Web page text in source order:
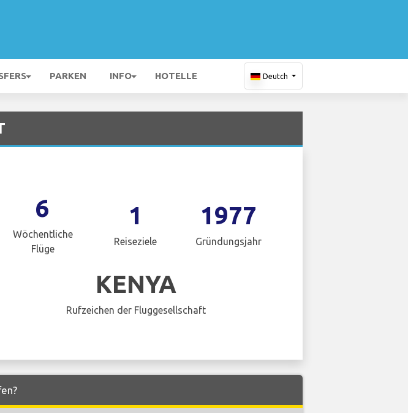
PARKEN INFO HOTELLE Deutch
6
Wöchentliche
Flüge
1
Reiseziele
1977
Gründungsjahr
KENYA
Rufzeichen der Fluggesellschaft